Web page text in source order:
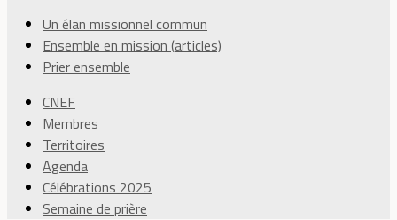
Un élan missionnel commun
Ensemble en mission (articles)
Prier ensemble
CNEF
Membres
Territoires
Agenda
Célébrations 2025
Semaine de prière